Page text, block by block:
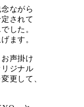
ながら
されて
した。
ます。
声掛け
ジナル
更して、